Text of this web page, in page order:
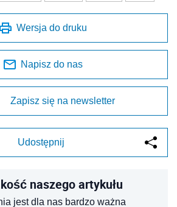
Wersja do druku
Napisz do nas
Zapisz się na newsletter
Udostępnij
naszego artykułu
jest dla nas bardzo ważna